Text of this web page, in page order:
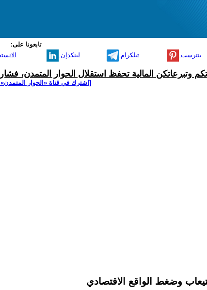
تابعونا على:
لينكدإن تيلكرام بنترست
وتبرعاتكن المالية تحفظ استقلال الحوار المتمدن،
[اشترك في قناة ‫«الحوار
وضغط الواقع الاقتصادي